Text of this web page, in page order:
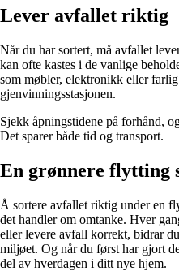
Lever avfallet riktig
Når du har sortert, må avfallet
kan ofte kastes i de vanlige
som møbler, elektronikk eller
gjenvinningsstasjonen.
Sjekk åpningstidene på forhånd,
Det sparer både tid og transport.
En grønnere flytting
Å sortere avfallet riktig under en
det handler om omtanke. Hver
eller levere avfall korrekt, bidrar
miljøet. Og når du først har gjort
del av hverdagen i ditt nye hjem.